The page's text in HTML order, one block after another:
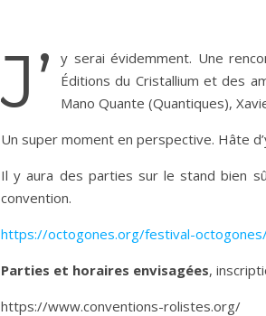
J’
y serai évidemment. Une
Éditions du Cristallium et des
Mano Quante (Quantiques),
Un super moment en perspective. Hâte
Il y aura des parties sur le stand bien
convention.
https://octogones.org/festival-
Parties et horaires envisagées,
https://www.conventions-rolistes.org/